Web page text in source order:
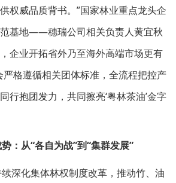
权威品质背书。”国家林业重点龙头企
基地——穗瑞公司相关负责人黄宜秋
企业开拓省外乃至海外高端市场更有
严格遵循相关团体标准，全流程把控产
行抱团发力，共同擦亮‘粤林茶油’金字
：从“各自为战”到“集群发展”
深化集体林权制度改革，推动竹、油